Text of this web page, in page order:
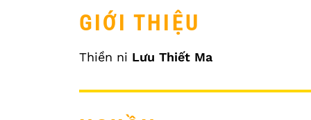
GIỚI THIỆU
Thiền ni Lưu Thiết Ma